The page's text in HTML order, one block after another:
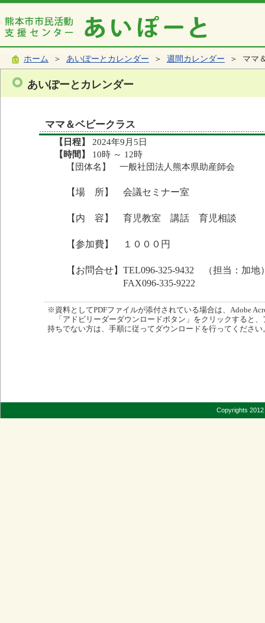
ホーム ＞ あいぽーとカレンダー ＞ 週間カレンダー ＞ ママ
あいぽーとカレンダー
ママ＆ベビークラス
【日程】
2024年9月5日
【時間】
10時 ～ 12時
【団体名】 一般社団法人熊本県助産師会
【場 所】 会議セミナー室
【内 容】 育児教室 講話 育児相談
【参加費】 １０００円
【お問合せ】TEL096-325-9432 （担当：加地
FAX096-335-9222
※資料としてPDFファイルが添付されている場合は、Adobe
「アドビリーダーダウンロードボタン」をクリックすると
持ちでない方は、手順に従ってダウンロードを行ってください
Copyrights